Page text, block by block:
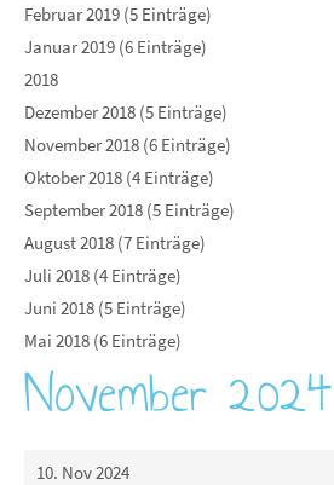
Februar 2019 (5 Einträge)
Januar 2019 (6 Einträge)
2018
Dezember 2018 (5 Einträge)
November 2018 (6 Einträge)
Oktober 2018 (4 Einträge)
September 2018 (5 Einträge)
August 2018 (7 Einträge)
Juli 2018 (4 Einträge)
Juni 2018 (5 Einträge)
Mai 2018 (6 Einträge)
November 2024
10. Nov 2024